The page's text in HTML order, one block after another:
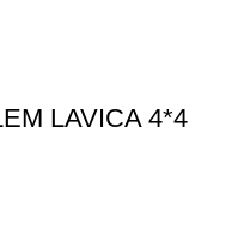
LAVICA 4*4